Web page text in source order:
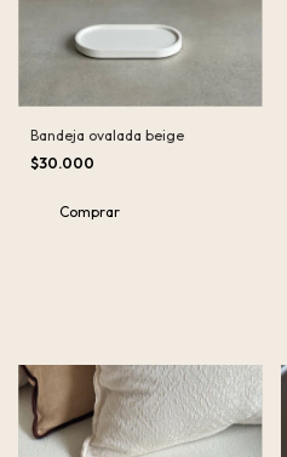
Bandeja ovalada beige
$30.000